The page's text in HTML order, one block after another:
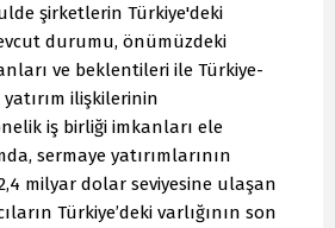
şirketlerin Türkiye'deki
durumu, önümüzdeki
ve beklentileri ile Türkiye-
ilişkilerinin
iş birliği imkanları ele
sermaye yatırımlarının
milyar dolar seviyesine ulaşan
Türkiye’deki varlığının son